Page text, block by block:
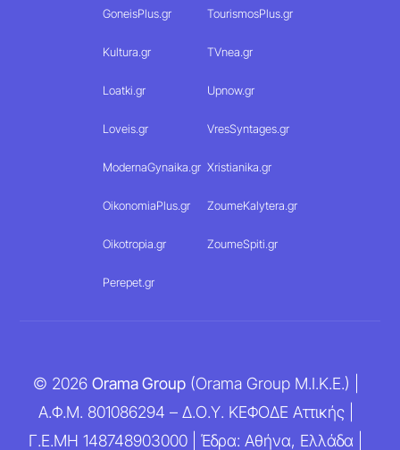
GoneisPlus.gr TourismosPlus.gr
Kultura.gr TVnea.gr
Loatki.gr Upnow.gr
Loveis.gr VresSyntages.gr
ModernaGynaika.gr Xristianika.gr
OikonomiaPlus.gr ZoumeKalytera.gr
Oikotropia.gr ZoumeSpiti.gr
Perepet.gr
© 2026 Orama Group(Orama Group Μ.Ι.Κ.Ε.) |
Α.Φ.Μ. 801086294 – Δ.Ο.Υ. ΚΕΦΟΔΕ Αττικής |
Γ.Ε.ΜΗ 148748903000 | Έδρα: Αθήνα, Ελλάδα |